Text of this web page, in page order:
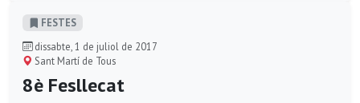
FESTES
dissabte, 1 de juliol de 2017
Sant Martí de Tous
8è Fesllecat